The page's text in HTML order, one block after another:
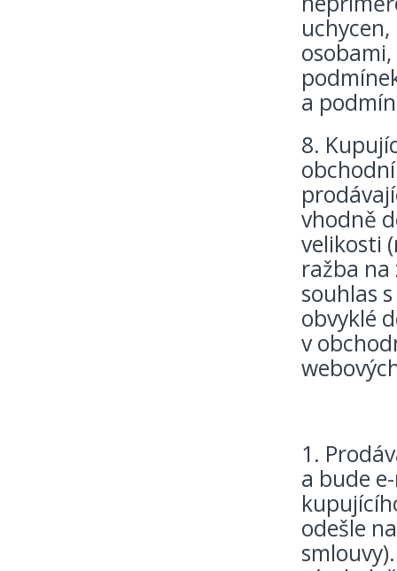
a
8.
vhodně
velikosti
ražba
souhlas
obvyklé
v
1.
a bude
odešle